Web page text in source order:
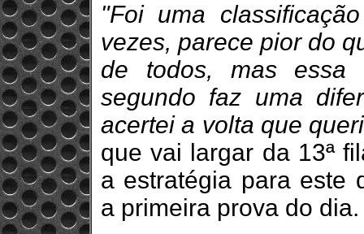
"Foi uma
vezes, parece pior do
de todos, mas
segundo faz uma
acertei a volta que
que vai largar da 13ª
a estratégia para este
a primeira prova do dia.